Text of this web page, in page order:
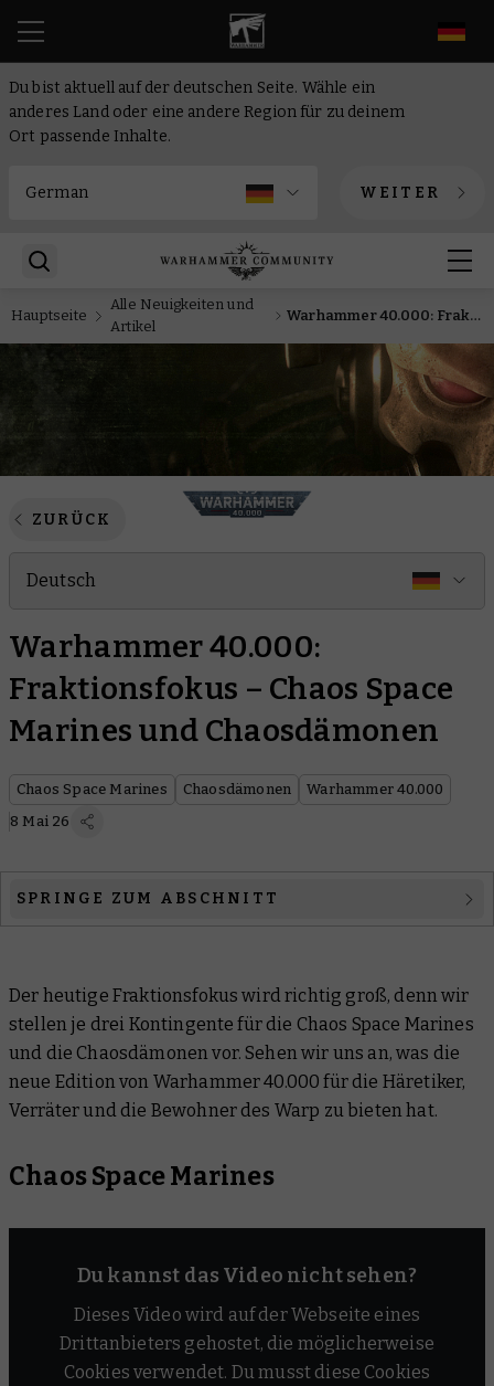
Du bist aktuell auf der deutschen Seite. Wähle ein
anderes Land oder eine andere Region für zu deinem
Ort passende Inhalte.
WEITER
Hauptseite
Alle Neuigkeiten und
Artikel
Warhammer 40.000: Fraktionsfokus – Chaos Space Marines und Chaosdämonen
ZURÜCK
Deutsch
Warhammer 40.000:
Fraktionsfokus – Chaos Space
Marines und Chaosdämonen
Chaos Space Marines Chaosdämonen
Warhammer 40.000
8 Mai 26
SPRINGE ZUM ABSCHNITT
Kabale des Chaos
Jünger der Verheerung
Mordkrallenscheusale
Kavalkade des Chaos
Gebieter des Warp
Warpwelle
Der heutige Fraktionsfokus wird richtig groß, denn wir
stellen je drei Kontingente für die Chaos Space Marines
und die Chaosdämonen vor. Sehen wir uns an, was die
neue Edition von Warhammer 40.000 für die Häretiker,
Verräter und die Bewohner des Warp zu bieten hat.
Chaos Space Marines
Du kannst das Video nicht sehen?
Dieses Video wird auf der Webseite eines
Drittanbieters gehostet, die möglicherweise
Cookies verwendet. Du musst diese Cookies